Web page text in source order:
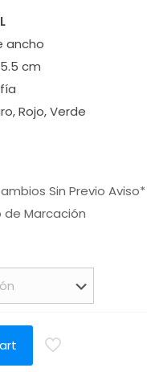
ancho
5.5 cm
Rojo, Verde
Sin Previo Aviso*
de Marcación